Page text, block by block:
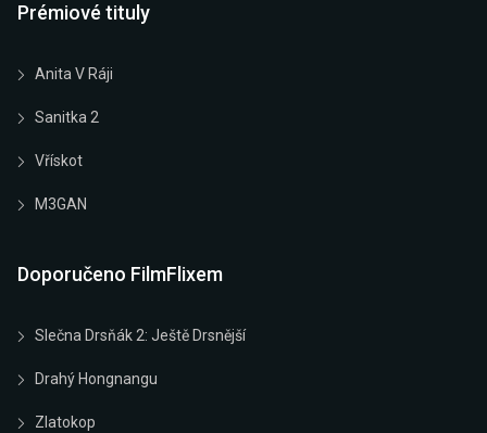
Prémiové tituly
Anita V Ráji
Sanitka 2
Vřískot
M3GAN
Doporučeno FilmFlixem
Slečna Drsňák 2: Ještě Drsnější
Drahý Hongnangu
Zlatokop